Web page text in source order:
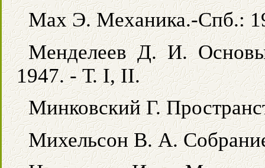
Мах Э. Механика.-Спб.:
Менделеев Д. И.
1947. - Т. I, II.
Минковский Г.
Михельсон В. А.